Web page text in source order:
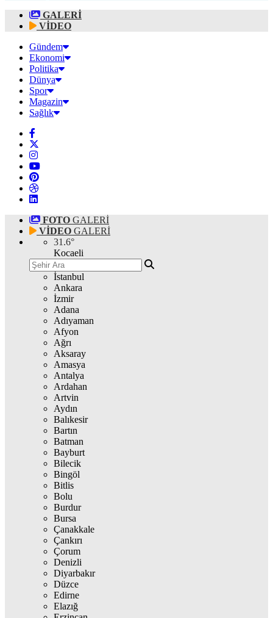
GALERİ
VİDEO
Gündem
Ekonomi
Politika
Dünya
Spor
Magazin
Sağlık
FOTO GALERİ
VİDEO GALERİ
31.6°
Kocaeli
İstanbul
Ankara
İzmir
Adana
Adıyaman
Afyon
Ağrı
Aksaray
Amasya
Antalya
Ardahan
Artvin
Aydın
Balıkesir
Bartın
Batman
Bayburt
Bilecik
Bingöl
Bitlis
Bolu
Burdur
Bursa
Çanakkale
Çankırı
Çorum
Denizli
Diyarbakır
Düzce
Edirne
Elazığ